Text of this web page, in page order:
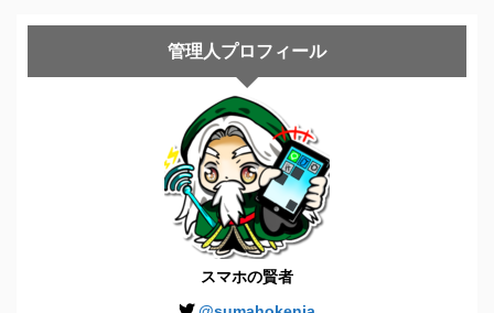
管理人プロフィール
スマホの賢者